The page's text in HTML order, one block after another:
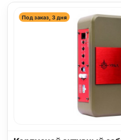
Под заказ, 3 дня